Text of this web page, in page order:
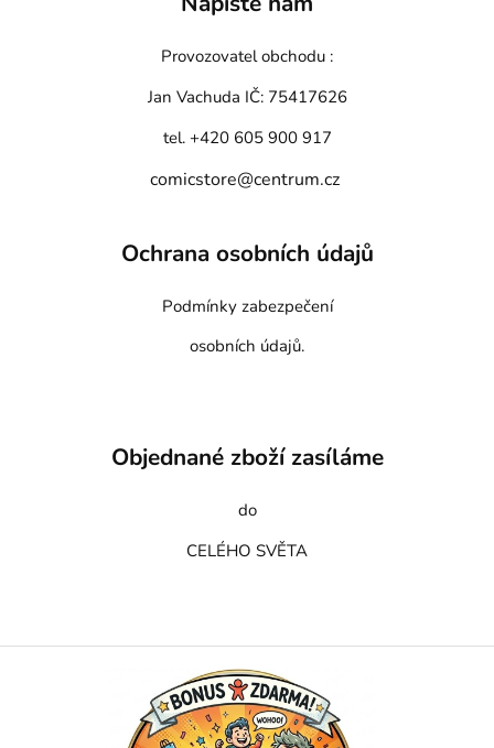
Provozovatel obchodu :
Jan Vachuda IČ: 75417626
tel. +420 605 900 917
comicstore@centrum.cz
Ochrana osobních údajů
Podmínky zabezpečení
osobních údajů.
Objednané zboží zasíláme
do
CELÉHO SVĚTA